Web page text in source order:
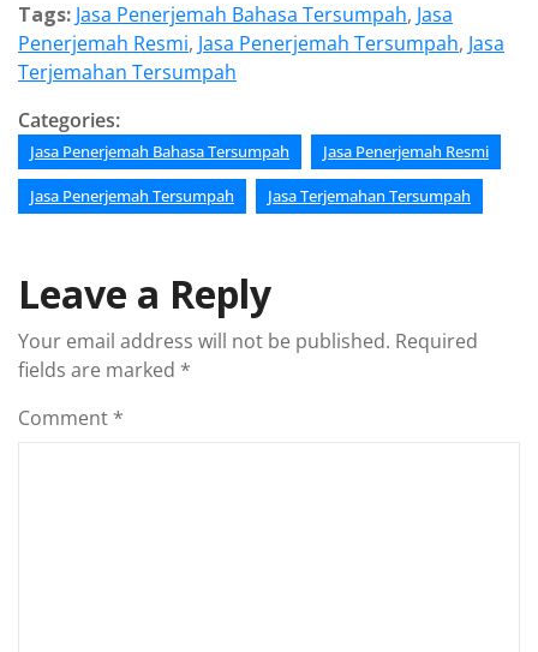
Tags: Jasa Penerjemah Bahasa Tersumpah, Jasa
Penerjemah Resmi, Jasa Penerjemah Tersumpah, Jasa
Terjemahan Tersumpah
Categories:
Jasa Penerjemah Bahasa Tersumpah Jasa Penerjemah Resmi
Jasa Penerjemah Tersumpah Jasa Terjemahan Tersumpah
Leave a Reply
Your email address will not be published. Required
fields are marked *
Comment *